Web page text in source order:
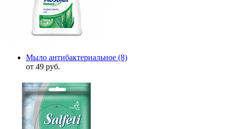
Мыло антибактериальное (8)
от 49 руб.